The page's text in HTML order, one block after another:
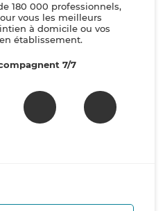
180 000 professionnels,
vous les meilleurs
à domicile ou vos
établissement.
7/7